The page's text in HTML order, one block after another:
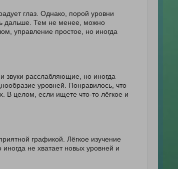
глаз. Однако, порой уровни
дальше. Тем не менее, можно
управление простое, но иногда
звуки расслабляющие, но иногда
уровней. Понравилось, что
В целом, если ищете что-то лёгкое и
графикой. Лёгкое изучение
не хватает новых уровней и